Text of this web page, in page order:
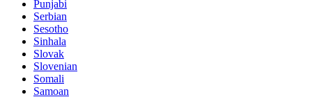
Punjabi
Serbian
Sesotho
Sinhala
Slovak
Slovenian
Somali
Samoan